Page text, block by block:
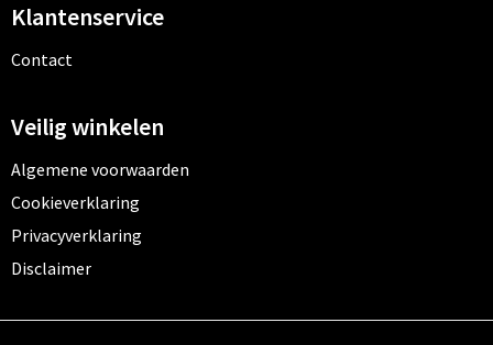
Klantenservice
Contact
Veilig winkelen
Algemene voorwaarden
Cookieverklaring
Privacyverklaring
Disclaimer